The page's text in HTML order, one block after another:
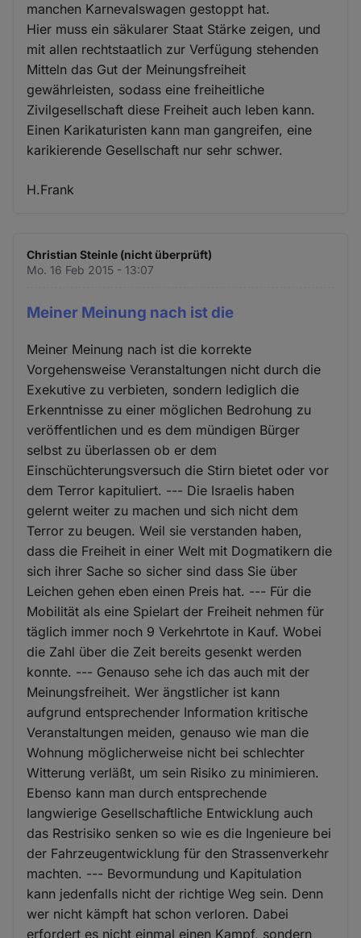
manchen Karnevalswagen gestoppt hat.
Hier muss ein säkularer Staat Stärke zeigen, und
mit allen rechtstaatlich zur Verfügung stehenden
Mitteln das Gut der Meinungsfreiheit
gewährleisten, sodass eine freiheitliche
Zivilgesellschaft diese Freiheit auch leben kann.
Einen Karikaturisten kann man gangreifen, eine
karikierende Gesellschaft nur sehr schwer.
H.Frank
Christian Steinle (nicht überprüft)
Mo. 16 Feb 2015 - 13:07
Meiner Meinung nach ist die
Meiner Meinung nach ist die korrekte
Vorgehensweise Veranstaltungen nicht durch die
Exekutive zu verbieten, sondern lediglich die
Erkenntnisse zu einer möglichen Bedrohung zu
veröffentlichen und es dem mündigen Bürger
selbst zu überlassen ob er dem
Einschüchterungsversuch die Stirn bietet oder vor
dem Terror kapituliert. --- Die Israelis haben
gelernt weiter zu machen und sich nicht dem
Terror zu beugen. Weil sie verstanden haben,
dass die Freiheit in einer Welt mit Dogmatikern die
sich ihrer Sache so sicher sind dass Sie über
Leichen gehen eben einen Preis hat. --- Für die
Mobilität als eine Spielart der Freiheit nehmen für
täglich immer noch 9 Verkehrtote in Kauf. Wobei
die Zahl über die Zeit bereits gesenkt werden
konnte. --- Genauso sehe ich das auch mit der
Meinungsfreiheit. Wer ängstlicher ist kann
aufgrund entsprechender Information kritische
Veranstaltungen meiden, genauso wie man die
Wohnung möglicherweise nicht bei schlechter
Witterung verläßt, um sein Risiko zu minimieren.
Ebenso kann man durch entsprechende
langwierige Gesellschaftliche Entwicklung auch
das Restrisiko senken so wie es die Ingenieure bei
der Fahrzeugentwicklung für den Strassenverkehr
machten. --- Bevormundung und Kapitulation
kann jedenfalls nicht der richtige Weg sein. Denn
wer nicht kämpft hat schon verloren. Dabei
erfordert es nicht einmal einen Kampf, sondern